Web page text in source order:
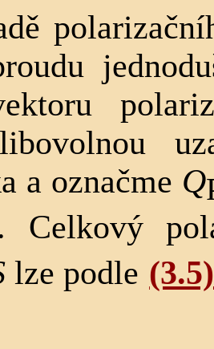
a označme Q
Celkový
lze podle (3.5)